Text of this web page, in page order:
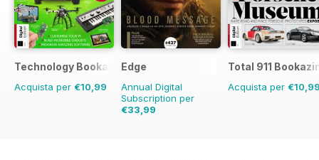
Technology Bookazine
Acquista per €10,99
Edge
Annual Digital
Subscription per
€33,99
Total 911
Acquista per